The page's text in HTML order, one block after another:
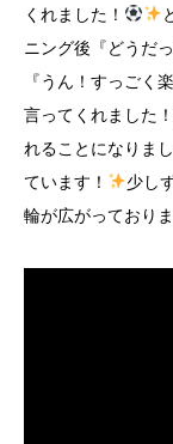
くれました！
ニング後『どうだ
『うん！すっごく
言ってくれました
れることになりま
ています！
少し
輪が広がっており